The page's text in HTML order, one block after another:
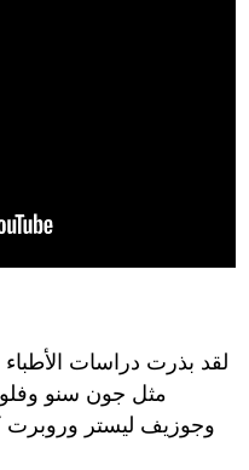
لقد بذرت دراسات
مثل جون سنو
وجوزيف ليستر وروبرت